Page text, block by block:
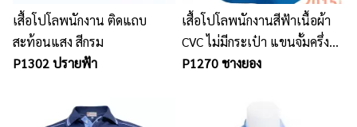
เสื้อโปโลพนักงาน ติดแถบ
สะท้อนแสง สีกรม
P1302 ปรายฟ้า
เสื้อโปโลพนักงานสีฟ้าเนื้อผ้า
CVC ไม่มีกระเป๋า แขนจั้มครึ่ง
ปักอกซ้าย
P1270 ชางยอง